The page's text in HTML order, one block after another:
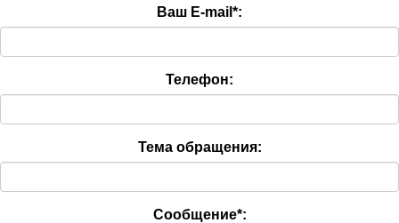
Ваш E-mail *:
Телефон:
Тема обращения:
Сообщение*: